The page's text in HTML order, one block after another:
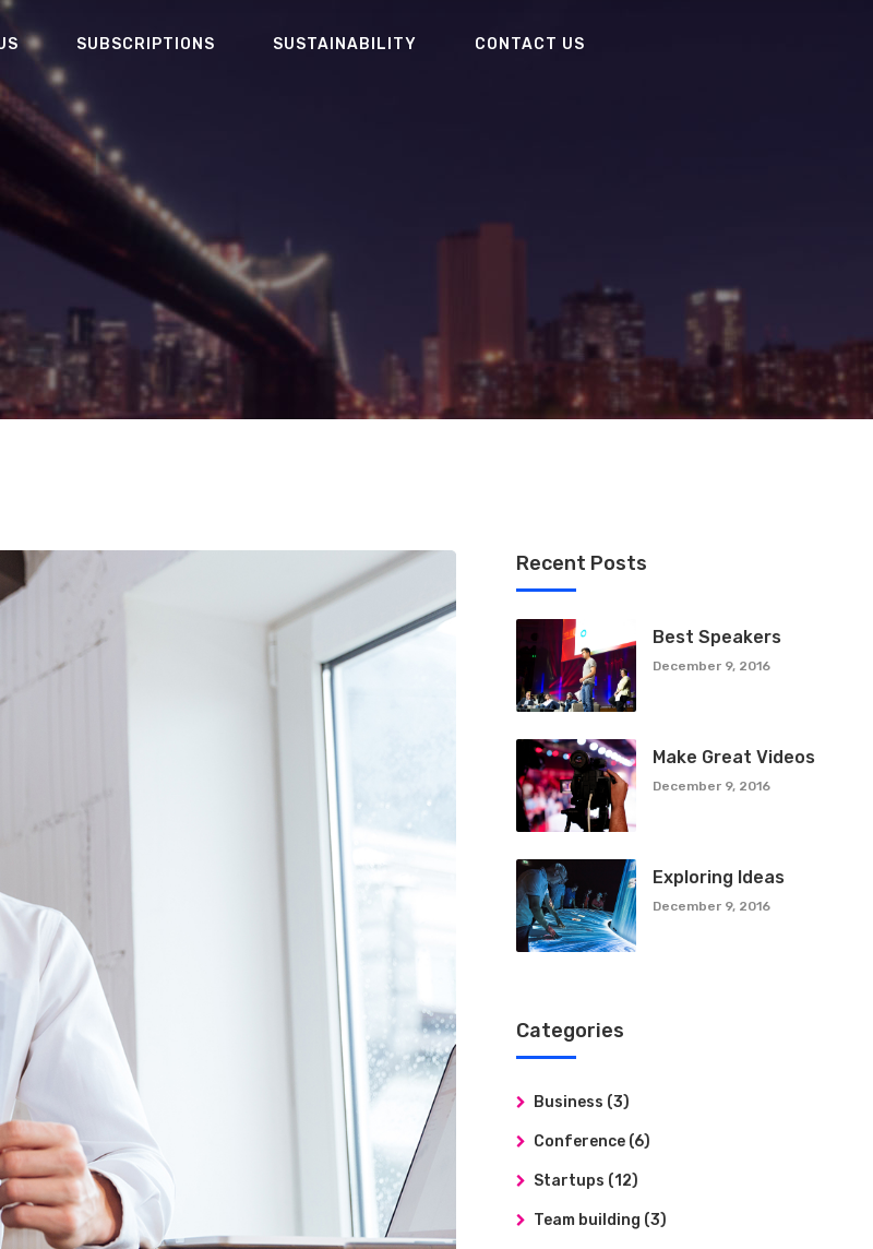
SUBSCRIPTIONS SUSTAINABILITY CONTACT US
Recent Posts
Best Speakers
December 9, 2016
Make Great Videos
December 9, 2016
Exploring Ideas
December 9, 2016
Categories
Business (3)
Conference (6)
Startups (12)
Team building (3)